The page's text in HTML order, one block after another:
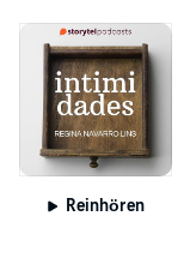
Reinhören